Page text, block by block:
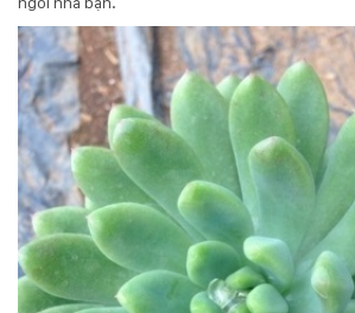
CÂY
HÌNH
ẢNH
LIÊN
HỆ